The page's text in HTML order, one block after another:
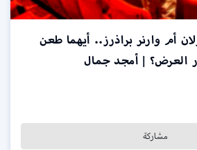
أم وارنر براذرز.. أيهما طعن
العرض؟ | أمجد جمال
مشاركة